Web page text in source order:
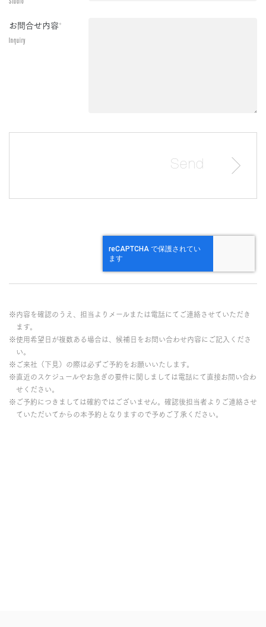
お問合せ内容*
Inquiry
※内容を確認のうえ、担当よりメールまたは電話にてご連絡させていただき
ます。
※使用希望日が複数ある場合は、候補日をお問い合わせ内容にご記入くださ
い。
※ご来社（下見）の際は必ずご予約をお願いいたします。
※直近のスケジュールやお急ぎの要件に関しましては電話にて直接お問い合わ
せください。
※ご予約につきましては確約ではございません。確認後担当者よりご連絡させ
ていただいてからの本予約となりますので予めご了承ください。